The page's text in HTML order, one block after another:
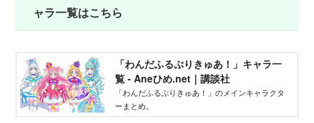
ャラ一覧はこちら
「わんだふるぷりきゅあ！」キャラ一
覧 - Aneひめ.net｜講談社
「わんだふるぷりきゅあ！」のメインキャラクタ
ーまとめ。